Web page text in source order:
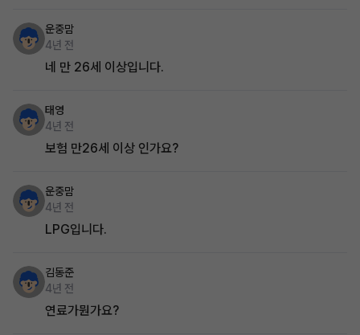
운중맘
4년 전
네 만 26세 이상입니다.
태영
4년 전
보험 만26세 이상 인가요?
운중맘
4년 전
LPG입니다.
김동준
4년 전
연료가뭔가요?